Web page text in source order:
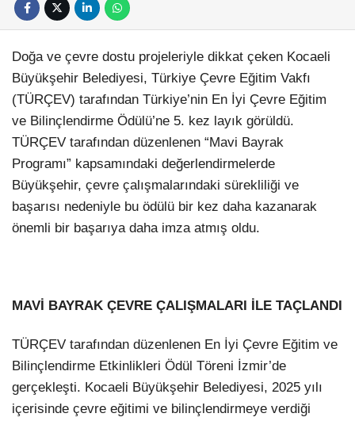
Doğa ve çevre dostu projeleriyle dikkat çeken Kocaeli
Büyükşehir Belediyesi, Türkiye Çevre Eğitim Vakfı
(TÜRÇEV) tarafından Türkiye’nin En İyi Çevre Eğitim
ve Bilinçlendirme Ödülü’ne 5. kez layık görüldü.
TÜRÇEV tarafından düzenlenen “Mavi Bayrak
Programı” kapsamındaki değerlendirmelerde
Büyükşehir, çevre çalışmalarındaki sürekliliği ve
başarısı nedeniyle bu ödülü bir kez daha kazanarak
önemli bir başarıya daha imza atmış oldu.
MAVİ BAYRAK ÇEVRE ÇALIŞMALARI İLE TAÇLANDI
TÜRÇEV tarafından düzenlenen En İyi Çevre Eğitim ve
Bilinçlendirme Etkinlikleri Ödül Töreni İzmir’de
gerçekleşti. Kocaeli Büyükşehir Belediyesi, 2025 yılı
içerisinde çevre eğitimi ve bilinçlendirmeye verdiği